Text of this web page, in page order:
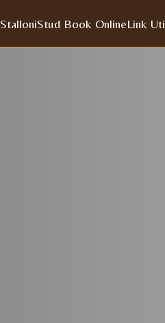
StalloniStud Book OnlineLink